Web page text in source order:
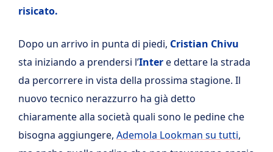
risicato.
Dopo un arrivo in punta di piedi, Cristian Chivu
sta iniziando a prendersi l’Intere dettare la strada
da percorrere in vista della prossima stagione. Il
nuovo tecnico nerazzurro ha già detto
chiaramente alla società quali sono le pedine che
bisogna aggiungere, Ademola Lookman su tutti,